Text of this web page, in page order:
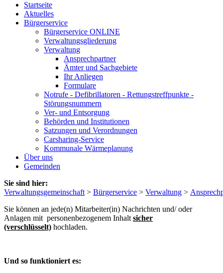
Startseite
Aktuelles
Bürgerservice
Bürgerservice ONLINE
Verwaltungsgliederung
Verwaltung
Ansprechpartner
Ämter und Sachgebiete
Ihr Anliegen
Formulare
Notrufe - Defibrillatoren - Rettungstreffpunkte -
Störungsnummern
Ver- und Entsorgung
Behörden und Institutionen
Satzungen und Verordnungen
Carsharing-Service
Kommunale Wärmeplanung
Über uns
Gemeinden
Sie sind hier:
Verwaltungsgemeinschaft > Bürgerservice > Verwaltung >
Sie können an jede(n) Mitarbeiter(in) Nachrichten und/ oder
Anlagen mit personenbezogenem Inhalt sicher
(verschlüsselt) hochladen.
Und so funktioniert es: